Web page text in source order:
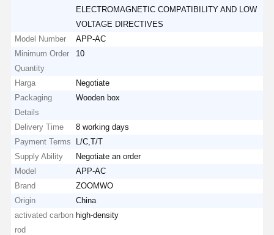
ELECTROMAGNETIC COMPATIBILITY AND LOW
VOLTAGE DIRECTIVES
Model Number
APP-AC
Minimum Order
Quantity
10
Harga
Negotiate
Packaging
Details
Wooden box
Delivery Time
8 working days
Payment Terms
L/C,T/T
Supply Ability
Negotiate an order
Model
APP-AC
Brand
ZOOMWO
Origin
China
activated carbon
rod
high-density